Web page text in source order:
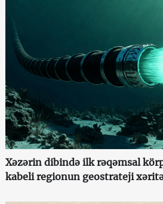
Xəzərin dibində ilk rəqəmsal
kabeli regionun geostrateji